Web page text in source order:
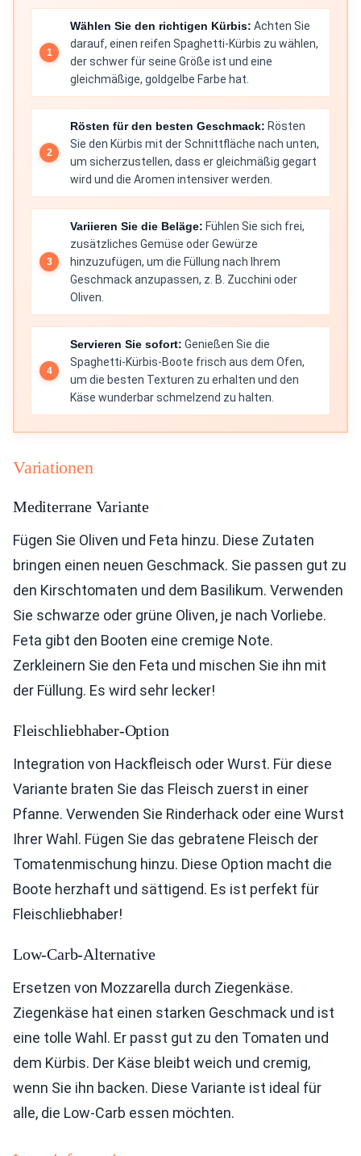
Wählen Sie den richtigen Kürbis: Achten Sie
darauf, einen reifen Spaghetti-Kürbis zu wählen,
der schwer für seine Größe ist und eine
gleichmäßige, goldgelbe Farbe hat.
Rösten für den besten Geschmack: Rösten
Sie den Kürbis mit der Schnittfläche nach unten,
um sicherzustellen, dass er gleichmäßig gegart
wird und die Aromen intensiver werden.
Variieren Sie die Beläge: Fühlen Sie sich frei,
zusätzliches Gemüse oder Gewürze
hinzuzufügen, um die Füllung nach Ihrem
Geschmack anzupassen, z. B. Zucchini oder
Oliven.
Servieren Sie sofort: Genießen Sie die
Spaghetti-Kürbis-Boote frisch aus dem Ofen,
um die besten Texturen zu erhalten und den
Käse wunderbar schmelzend zu halten.
Variationen
Mediterrane Variante
Fügen Sie Oliven und Feta hinzu. Diese Zutaten
bringen einen neuen Geschmack. Sie passen gut zu
den Kirschtomaten und dem Basilikum. Verwenden
Sie schwarze oder grüne Oliven, je nach Vorliebe.
Feta gibt den Booten eine cremige Note.
Zerkleinern Sie den Feta und mischen Sie ihn mit
der Füllung. Es wird sehr lecker!
Fleischliebhaber-Option
Integration von Hackfleisch oder Wurst. Für diese
Variante braten Sie das Fleisch zuerst in einer
Pfanne. Verwenden Sie Rinderhack oder eine Wurst
Ihrer Wahl. Fügen Sie das gebratene Fleisch der
Tomatenmischung hinzu. Diese Option macht die
Boote herzhaft und sättigend. Es ist perfekt für
Fleischliebhaber!
Low-Carb-Alternative
Ersetzen von Mozzarella durch Ziegenkäse.
Ziegenkäse hat einen starken Geschmack und ist
eine tolle Wahl. Er passt gut zu den Tomaten und
dem Kürbis. Der Käse bleibt weich und cremig,
wenn Sie ihn backen. Diese Variante ist ideal für
alle, die Low-Carb essen möchten.